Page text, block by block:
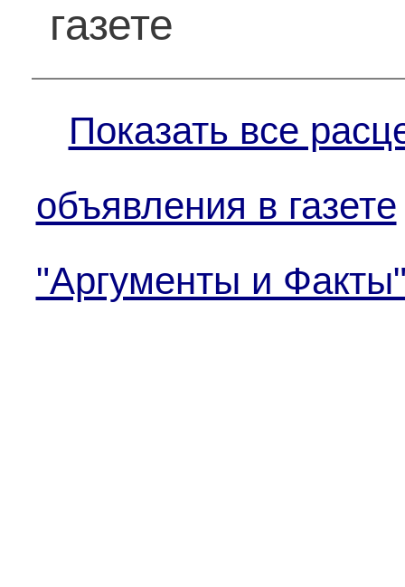
газете
Показать все
объявления в газете
"Аргументы и